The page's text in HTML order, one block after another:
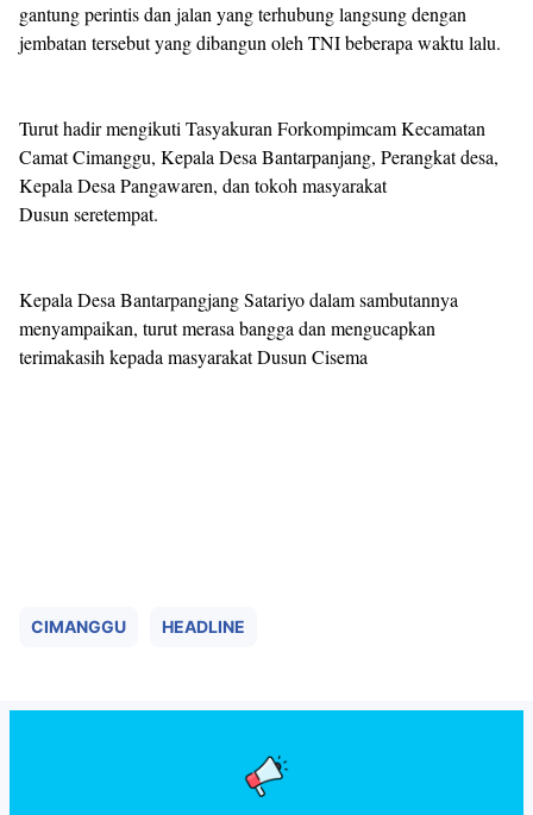
gantung perintis dan jalan yang terhubung langsung dengan
jembatan tersebut yang dibangun oleh TNI beberapa waktu lalu.
Turut hadir mengikuti Tasyakuran Forkompimcam Kecamatan
Camat Cimanggu, Kepala Desa Bantarpanjang, Perangkat desa,
Kepala Desa Pangawaren, dan tokoh masyarakat
Dusun seretempat.
Kepala Desa Bantarpangjang Satariyo dalam sambutannya
menyampaikan, turut merasa bangga dan mengucapkan
terimakasih kepada masyarakat Dusun Cisema
CIMANGGU HEADLINE